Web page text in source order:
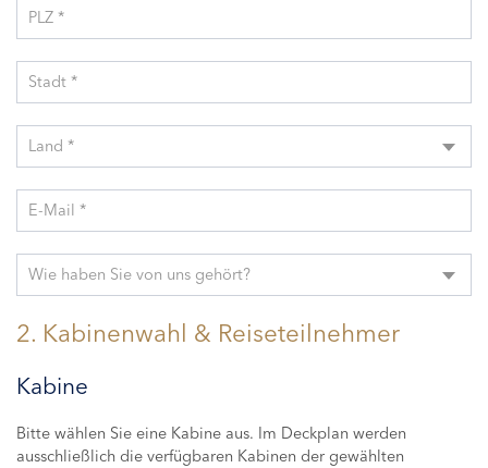
PLZ *
Stadt *
Land *
E-Mail *
Wie haben Sie von uns gehört?
2. Kabinenwahl & Reiseteilnehmer
Kabine
Bitte wählen Sie eine Kabine aus. Im Deckplan werden
ausschließlich die verfügbaren Kabinen der gewählten